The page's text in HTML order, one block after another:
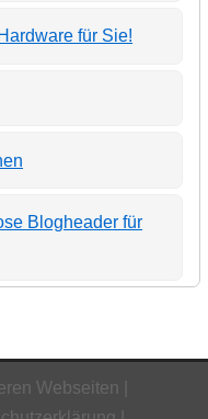
für Sie!
Blogheader für
Webseiten